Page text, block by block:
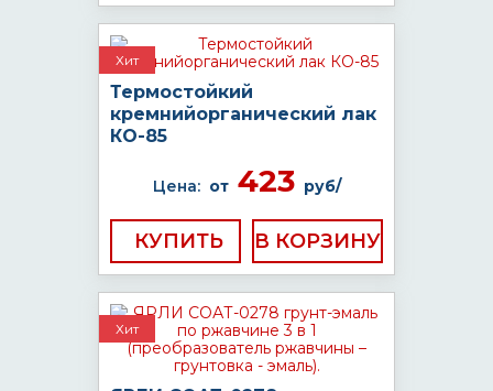
Хит
Термостойкий
кремнийорганический лак
КО-85
Цена: от423 руб/
КУПИТЬ
Хит